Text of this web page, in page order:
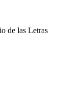
de las Letras